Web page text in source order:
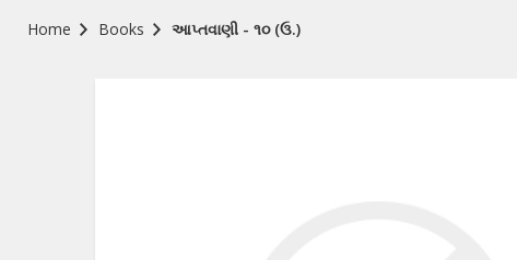
Home Books આપ્તવાણી - ૧૦ (ઉ.)